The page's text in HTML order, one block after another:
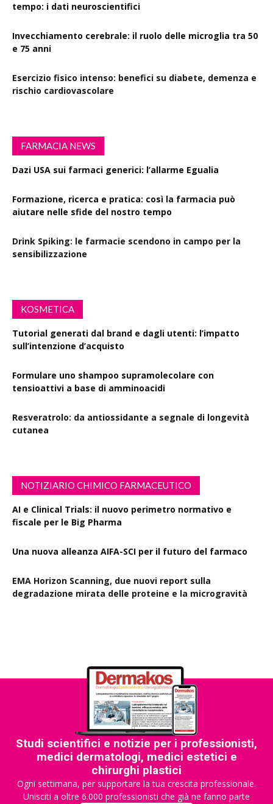
tempo: i dati neuroscientifici
Invecchiamento cerebrale: il ruolo delle microglia tra 50
e 75 anni
Esercizio fisico intenso: benefici su diabete, demenza e
rischio cardiovascolare
FARMACIA NEWS
Dazi USA sui farmaci generici: l’allarme Egualia
Formazione, ricerca e pratica: così la farmacia può
aiutare nelle sfide del nostro tempo
Drink Spiking: le farmacie scendono in campo per la
sensibilizzazione
KOSMETICA
Tutorial generati dal brand e dagli utenti: l’impatto
sull’intenzione d’acquisto
Formulare uno shampoo supramolecolare con
tensioattivi a base di amminoacidi
Resveratrolo: da antiossidante a segnale di longevità
cutanea
NOTIZIARIO CHIMICO FARMACEUTICO
AI e Clinical Trials: il nuovo perimetro normativo e
fiscale per le Big Pharma
Una nuova alleanza AIFA-SCI per il futuro del farmaco
EMA Horizon Scanning, due nuovi report sulla
degradazione mirata delle proteine e la microgravità
Studi scientifici e notizie per i professionisti,
medici dermatologi, medici estetici e
chirurghi plastici
Ogni settimana, per supportare la tua crescita professionale.
Unisciti a oltre 6.000 professionisti che già ne fanno parte